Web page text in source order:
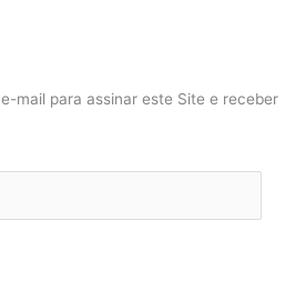
mail para assinar este Site e receber